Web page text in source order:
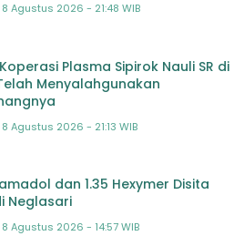
8 Agustus 2026 - 21:48 WIB
Plasma Sipirok Nauli SR di
Menyalahgunakan
8 Agustus 2026 - 21:13 WIB
dan 1.35 Hexymer Disita
Neglasari
8 Agustus 2026 - 14:57 WIB